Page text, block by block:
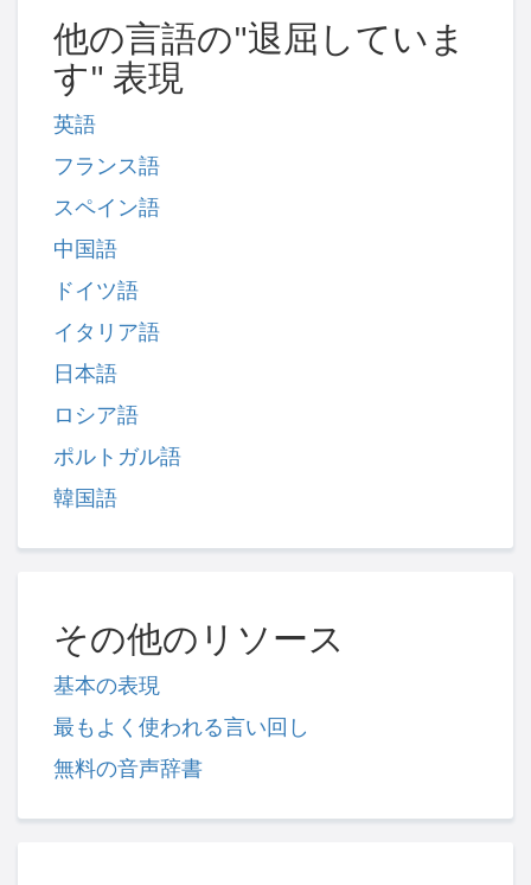
他の言語の"退屈していま
す" 表現
英語
フランス語
スペイン語
中国語
ドイツ語
イタリア語
日本語
ロシア語
ポルトガル語
韓国語
その他のリソース
基本の表現
最もよく使われる言い回し
無料の音声辞書